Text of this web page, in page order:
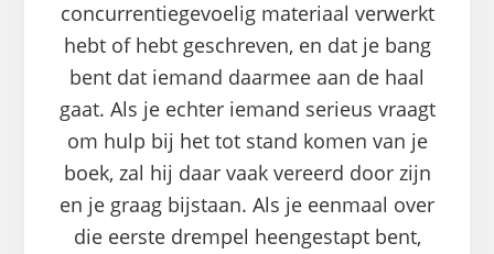
concurrentiegevoelig materiaal verwerkt
hebt of hebt geschreven, en dat je bang
bent dat iemand daarmee aan de haal
gaat. Als je echter iemand serieus vraagt
om hulp bij het tot stand komen van je
boek, zal hij daar vaak vereerd door zijn
en je graag bijstaan. Als je eenmaal over
die eerste drempel heengestapt bent,